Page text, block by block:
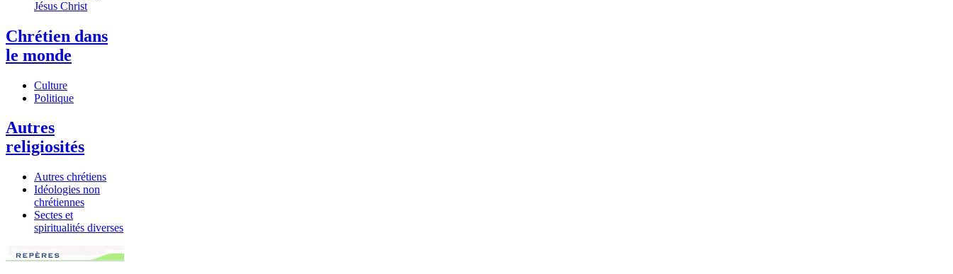
Jésus Christ
Chrétien dans
le monde
Culture
Politique
Autres
religiosités
Autres chrétiens
Idéologies non
chrétiennes
Sectes et
spiritualités diverses